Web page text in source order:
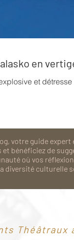
en
et
votre guide expert
bénéficiez de
où vos
diversité culturelle
Théâtraux